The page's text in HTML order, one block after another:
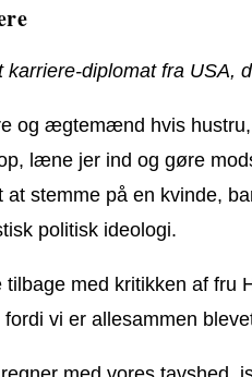
diplomat fra USA,
og ægtemænd hvis
læne jer ind og gøre
at stemme på en kvinde,
politisk ideologi.
med kritikken af
vi er allesammen